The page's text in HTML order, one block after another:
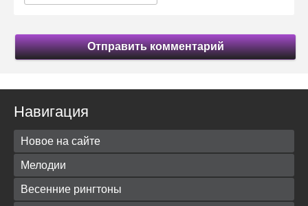
Отправить комментарий
Навигация
Новое на сайте
Мелодии
Весенние рингтоны